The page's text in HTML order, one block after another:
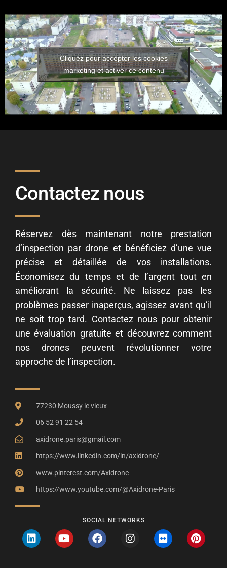
Cliquez pour accepter les cookies
marketing et activer ce contenu
Contactez nous
Réservez dès maintenant notre prestation
d’inspection par drone et bénéficiez d’une vue
précise et détaillée de vos installations.
Économisez du temps et de l’argent tout en
améliorant la sécurité. Ne laissez pas les
problèmes passer inaperçus, agissez avant qu’il
ne soit trop tard. Contactez nous pour obtenir
une évaluation gratuite et découvrez comment
nos drones peuvent révolutionner votre
approche de l’inspection.
77230 Moussy le vieux
06 52 91 22 54
axidrone.paris@gmail.com
https://www.linkedin.com/in/axidrone/
www.pinterest.com/Axidrone
https://www.youtube.com/@Axidrone-Paris
SOCIAL NETWORKS